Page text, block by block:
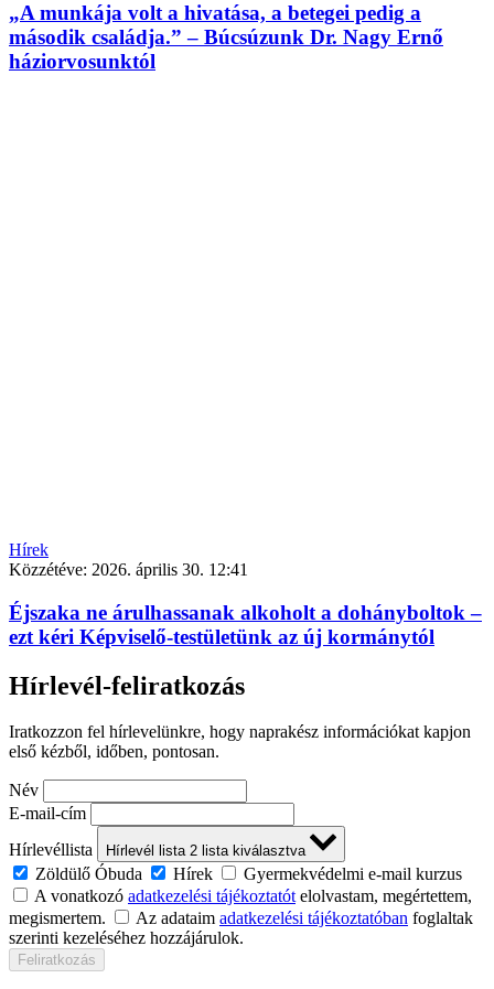
„A munkája volt a hivatása, a betegei pedig a
második családja.” – Búcsúzunk Dr. Nagy Ernő
háziorvosunktól
Hírek
Közzétéve: 2026. április 30. 12:41
Éjszaka ne árulhassanak alkoholt a dohányboltok –
ezt kéri Képviselő-testületünk az új kormánytól
Hírlevél-feliratkozás
Iratkozzon fel hírlevelünkre, hogy naprakész információkat kapjon
első kézből, időben, pontosan.
Név
E-mail-cím
Hírlevéllista
Hírlevél lista 2 lista kiválasztva
Zöldülő Óbuda Hírek
Gyermekvédelmi e-mail kurzus
A vonatkozó adatkezelési tájékoztatótelolvastam, megértettem,
megismertem.
Az adataim adatkezelési tájékoztatóban foglaltak
szerinti kezeléséhez hozzájárulok.
Feliratkozás